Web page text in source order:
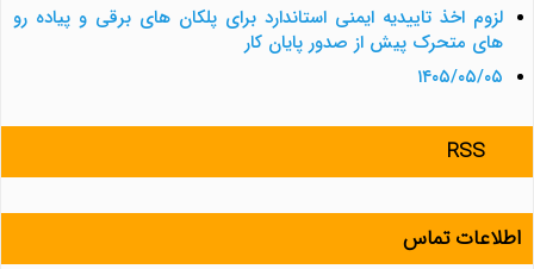
لزوم اخذ تاییدیه ایمنی استاندارد برای پلکان های برقی و پیاده رو
های متحرک پیش از صدور پایان کار
۱۴۰۵/۰۵/۰۵
RSS
اطلاعات تماس